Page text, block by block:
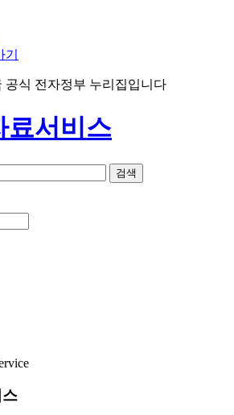
공식 전자정부 누리집입니다
료서비스
검색